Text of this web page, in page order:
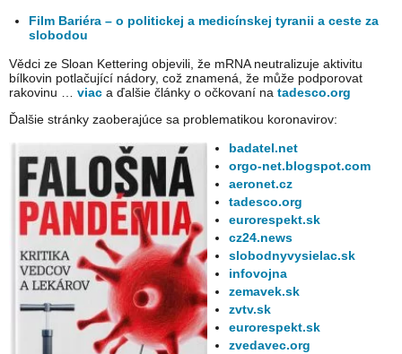
Film Bariéra – o politickej a medicínskej tyranii a ceste za
slobodou
Vědci ze Sloan Kettering objevili, že mRNA neutralizuje aktivitu
bílkovin potlačující nádory, což znamená, že může podporovat
rakovinu … viac a ďalšie články o očkovaní na tadesco.org
Ďalšie stránky zaoberajúce sa problematikou koronavirov:
badatel.net
orgo-net.blogspot.com
aeronet.cz
tadesco.org
eurorespekt.sk
cz24.news
slobodnyvysielac.sk
infovojna
zemavek.sk
zvtv.sk
eurorespekt.sk
zvedavec.org